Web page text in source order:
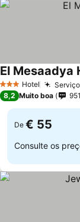
3 EstrelasHotel
8,2 Muito boa 951
De € 55
Consulte os